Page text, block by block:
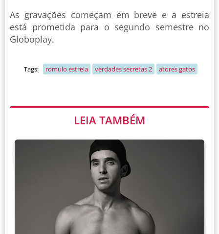
As gravações começam em breve e a estreia
está prometida para o segundo semestre no
Globoplay.
Tags: romulo estrela verdades secretas 2 atores gatos
LEIA TAMBÉM